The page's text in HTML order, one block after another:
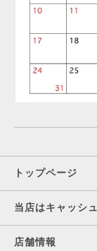
トップページ
当店はキャッシ
店舗情報